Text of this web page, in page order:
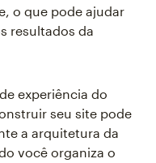
o que pode ajudar
resultados da
experiência do
seu site pode
a arquitetura da
você organiza o